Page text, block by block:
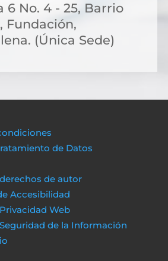
6 No. 4 - 25, Barrio
Fundación,
(Única Sede)
de Datos
de autor
Accesibilidad
Web
de la Información